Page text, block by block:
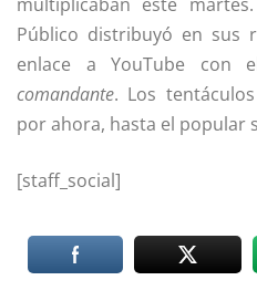
Público distribuyó en sus
enlace a YouTube con
comandante. Los
por ahora, hasta el popular
[staff_social]